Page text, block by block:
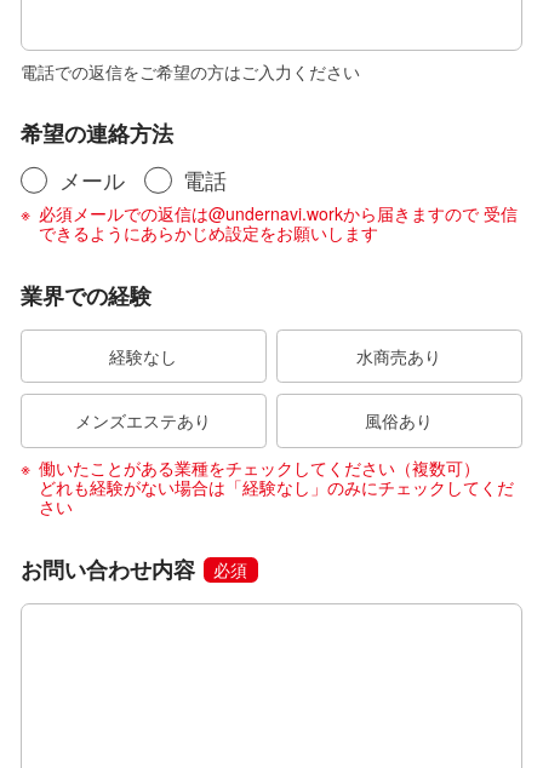
電話での返信をご希望の方はご入力ください
希望の連絡方法
メール
電話
必須メールでの返信は@undernavi.workから届きますので 受信
できるようにあらかじめ設定をお願いします
業界での経験
経験なし 水商売あり
メンズエステあり
風俗あり
働いたことがある業種をチェックしてください（複数可）
どれも経験がない場合は「経験なし」のみにチェックしてくだ
さい
お問い合わせ内容 必須